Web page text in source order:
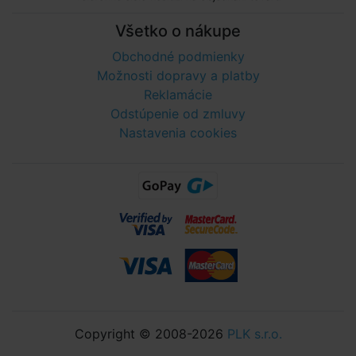
Všetko o nákupe
Obchodné podmienky
Možnosti dopravy a platby
Reklamácie
Odstúpenie od zmluvy
Nastavenia cookies
Copyright © 2008-2026 PLK s.r.o.